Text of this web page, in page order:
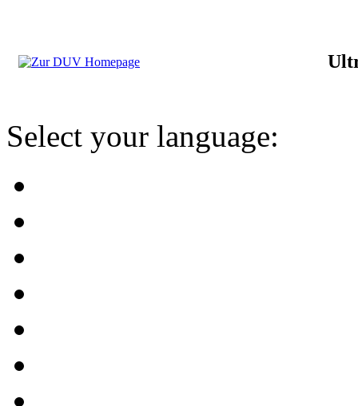
Select your language: